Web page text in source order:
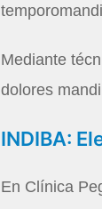
Mediante
dolores
INDIBA:
En Clínica